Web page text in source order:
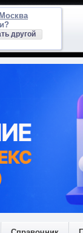
Москва
другой